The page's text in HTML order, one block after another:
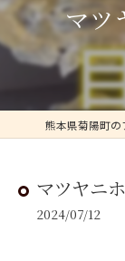
マツ
マツヤニ
2024/07/12